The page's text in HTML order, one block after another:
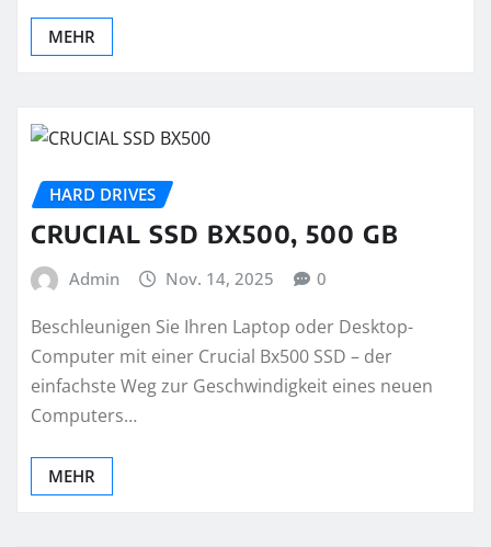
MEHR
HARD DRIVES
CRUCIAL SSD BX500, 500 GB
Admin Nov. 14, 2025 0
Beschleunigen Sie Ihren Laptop oder Desktop-
Computer mit einer Crucial Bx500 SSD – der
einfachste Weg zur Geschwindigkeit eines neuen
Computers…
MEHR